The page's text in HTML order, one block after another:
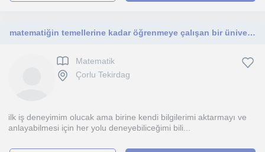
matematiğin temellerine kadar öğrenmeye çalışan bir üniversite 2.sınıf öğrencisi olarak ilkokul ortaokullara ders vermeye hazırım
Matematik
Çorlu Tekirdag
ilk iş deneyimim olucak ama birine kendi bilgilerimi aktarmayı ve
anlayabilmesi için her yolu deneyebiliceğimi bili...